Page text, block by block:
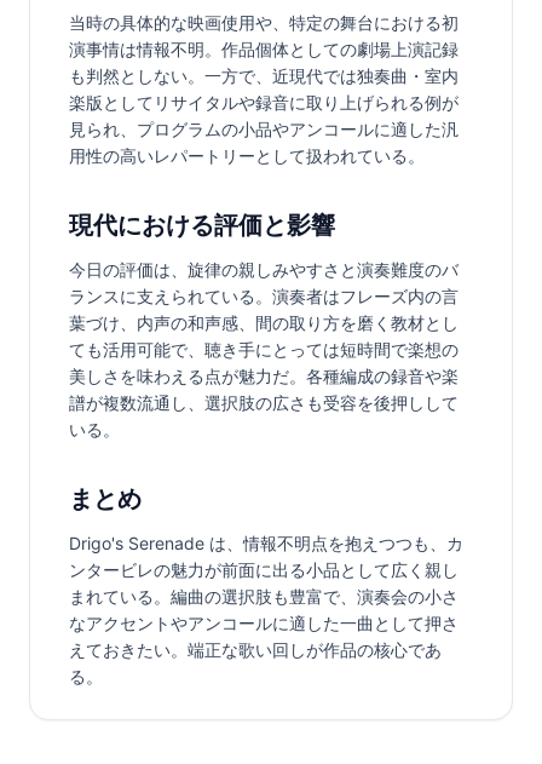
当時の具体的な映画使用や、特定の舞台における初
演事情は情報不明。作品個体としての劇場上演記録
も判然としない。一方で、近現代では独奏曲・室内
楽版としてリサイタルや録音に取り上げられる例が
見られ、プログラムの小品やアンコールに適した汎
用性の高いレパートリーとして扱われている。
現代における評価と影響
今日の評価は、旋律の親しみやすさと演奏難度のバ
ランスに支えられている。演奏者はフレーズ内の言
葉づけ、内声の和声感、間の取り方を磨く教材とし
ても活用可能で、聴き手にとっては短時間で楽想の
美しさを味わえる点が魅力だ。各種編成の録音や楽
譜が複数流通し、選択肢の広さも受容を後押しして
いる。
まとめ
Drigo's Serenade は、情報不明点を抱えつつも、カ
ンタービレの魅力が前面に出る小品として広く親し
まれている。編曲の選択肢も豊富で、演奏会の小さ
なアクセントやアンコールに適した一曲として押さ
えておきたい。端正な歌い回しが作品の核心であ
る。